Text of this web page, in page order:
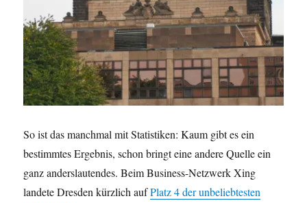
So ist das manchmal mit Statistiken: Kaum gibt es ein
bestimmtes Ergebnis, schon bringt eine andere Quelle ein
ganz anderslautendes. Beim Business-Netzwerk Xing
landete Dresden kürzlich aufPlatz 4 der unbeliebtesten